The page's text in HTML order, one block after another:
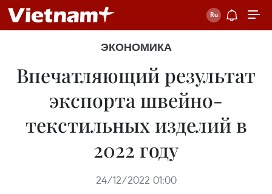
ЭКОНОМИКА
Впечатляющий результат
экспорта швейно-
текстильных изделий в
2022 году
24/12/2022 01:00